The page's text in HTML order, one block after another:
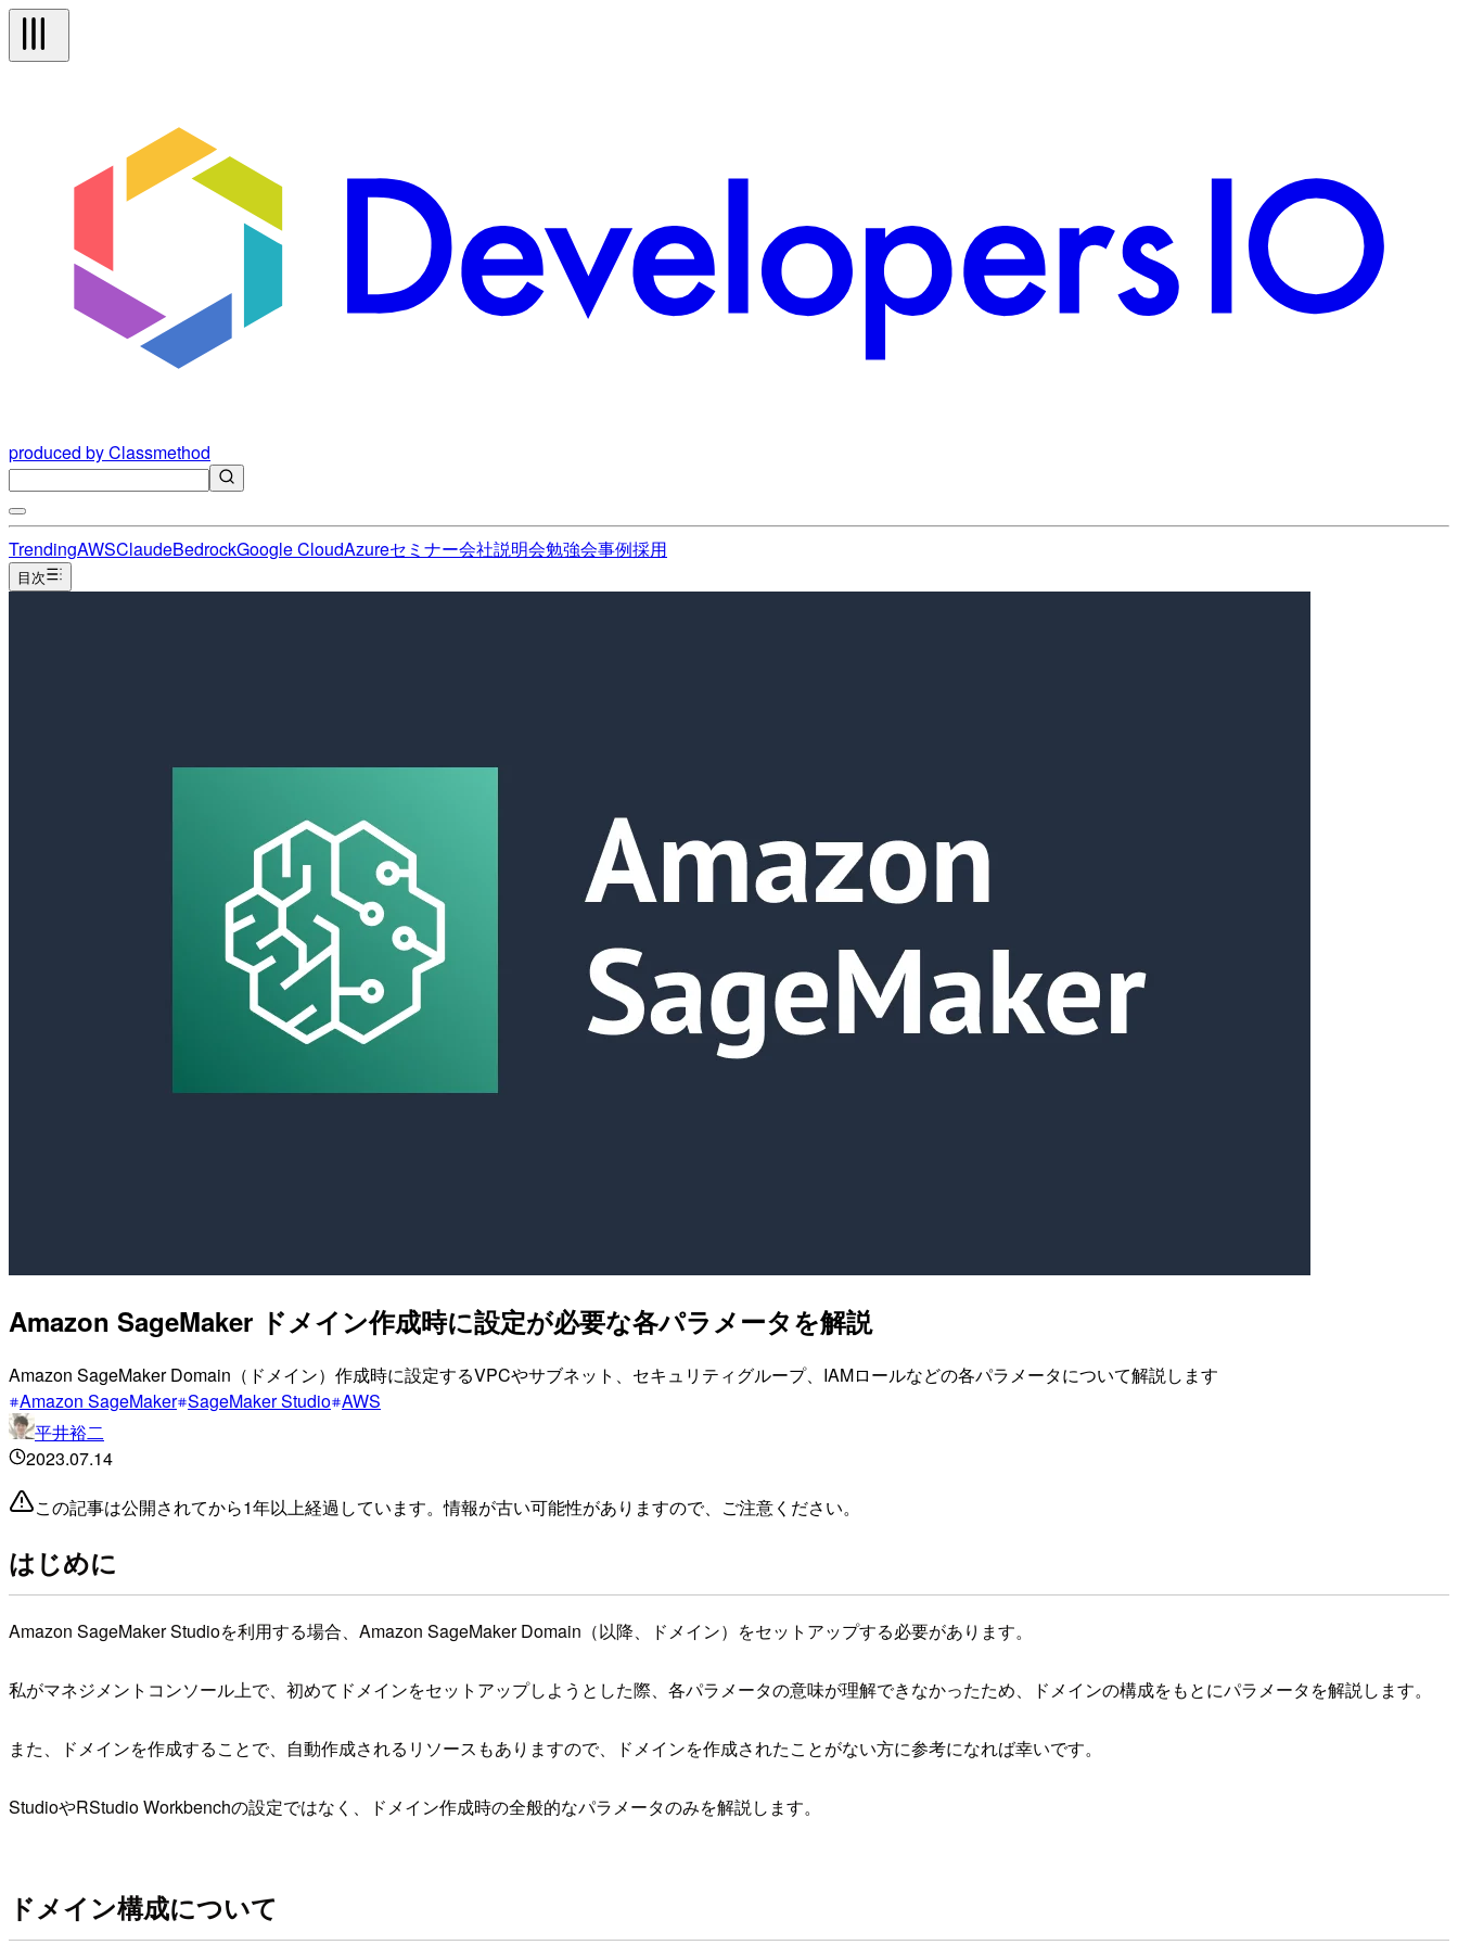
produced by Classmethod
TrendingAWSClaudeBedrockGoogle CloudAzureセミナー会社説明会勉強会事例採用
目次
Amazon SageMaker ドメイン作成時に設定が必要な各パラメータを解説
Amazon SageMaker Domain（ドメイン）作成時に設定するVPCやサブネット、セキュリティグループ、IAMロールなどの各パラメータについて解説します
Amazon SageMaker SageMaker Studio AWS
平井裕二
2023.07.14
この記事は公開されてから1年以上経過しています。情報が古い可能性がありますので、ご注意ください。
はじめに
Amazon SageMaker Studioを利用する場合、Amazon SageMaker Domain（以降、ドメイン）をセットアップする必要があります。
私がマネジメントコンソール上で、初めてドメインをセットアップしようとした際、各パラメータの意味が理解できなかったため、ドメインの構成をもとにパラメータを解説します。
また、ドメインを作成することで、自動作成されるリソースもありますので、ドメインを作成されたことがない方に参考になれば幸いです。
StudioやRStudio Workbenchの設定ではなく、ドメイン作成時の全般的なパラメータのみを解説します。
ドメイン構成について